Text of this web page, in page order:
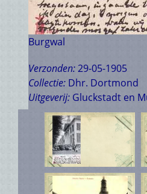
Burgwal
Verzonden:29-05-1905
Collectie: Dhr. Dortmond
Uitgeverij: Gluckstadt en